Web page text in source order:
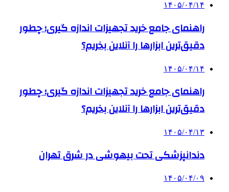
۱۴۰۵/۰۴/۱۴
راهنمای جامع خرید تجهیزات اندازه گیری؛ چطور
دقیق‌ترین ابزارها را آنلاین بخریم؟
۱۴۰۵/۰۴/۱۴
راهنمای جامع خرید تجهیزات اندازه گیری؛ چطور
دقیق‌ترین ابزارها را آنلاین بخریم؟
۱۴۰۵/۰۴/۱۳
دندانپزشکی تحت بیهوشی در شرق تهران
۱۴۰۵/۰۴/۰۹